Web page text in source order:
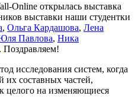
Online открылась выставка
выставки наши студентки
, Ольга Кардашова, Лена
Павлова, Ника
. Поздравляем!
исследования систем, когда
их составных частей,
целого на изменяющиеся